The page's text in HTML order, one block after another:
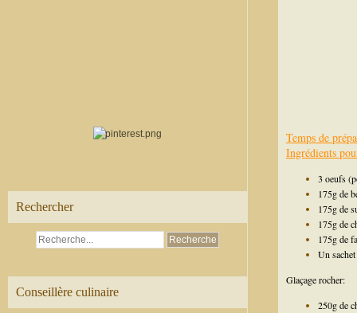
Rechercher
Conseillère culinaire
Temps de
Ingrédients
3 oeufs
175g de
175g de
175g de
175g de
Un
Glaçage rocher:
250g de